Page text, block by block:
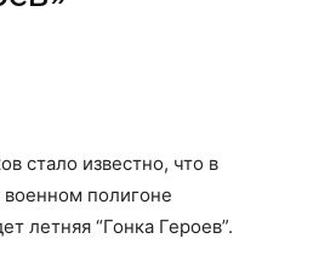
стало известно, что в
военном полигоне
летняя “Гонка Героев”.